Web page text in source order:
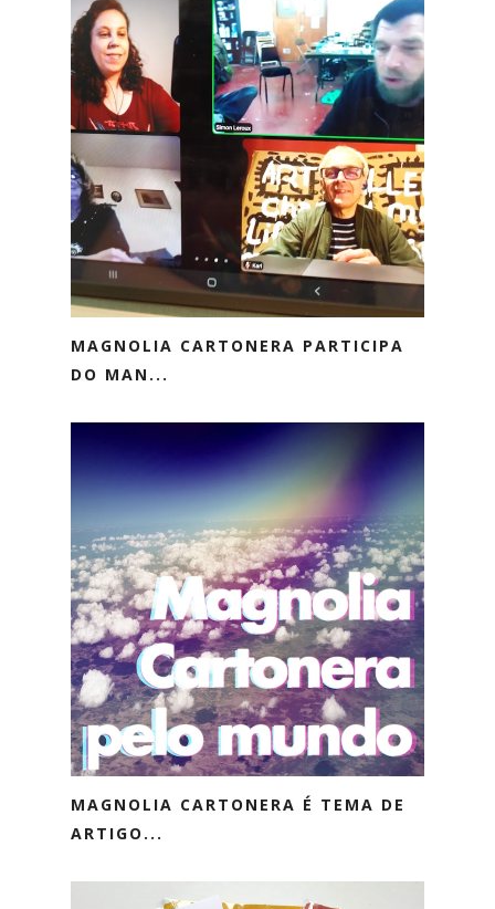
MAGNOLIA CARTONERA PARTICIPA
DO MAN...
MAGNOLIA CARTONERA É TEMA DE
ARTIGO...